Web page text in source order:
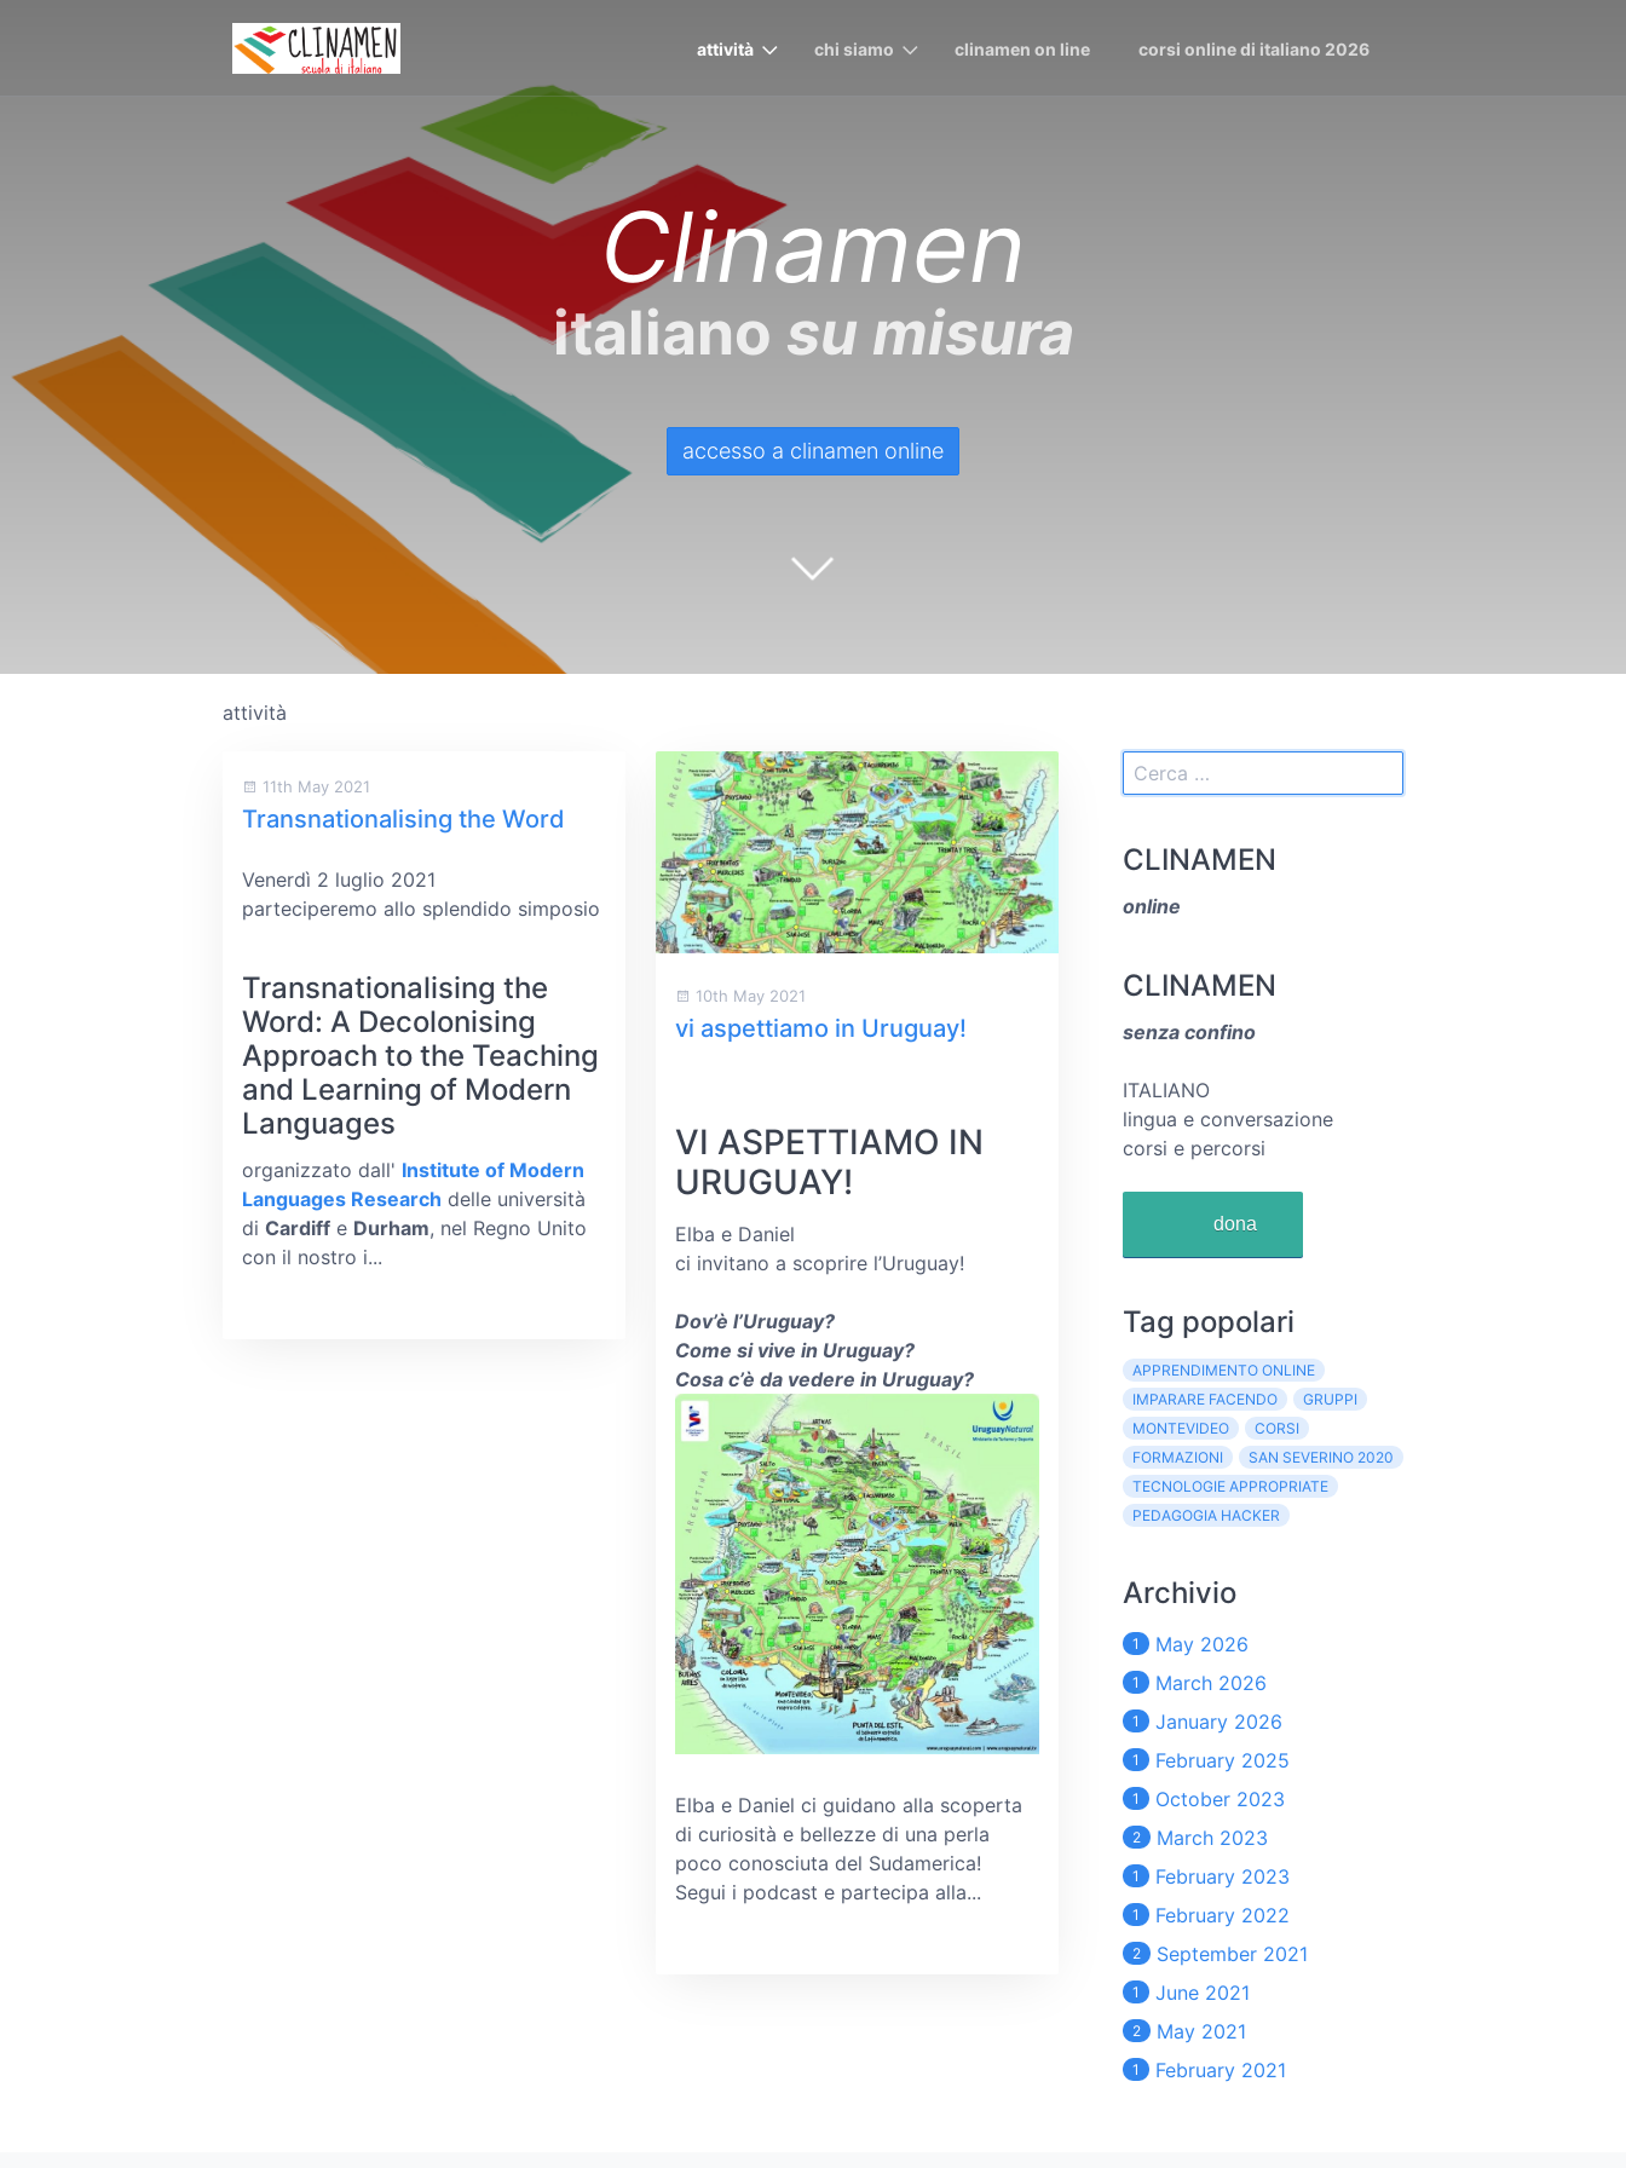
attività chi siamo clinamen on line corsi online di italiano 2026
Clinamen
italiano su misura
accesso a clinamen online
attività
11th May 2021
Transnationalising the Word
Venerdì 2 luglio 2021
parteciperemo allo splendido simposio
Transnationalising the
Word: A Decolonising
Approach to the Teaching
and Learning of Modern
Languages
organizzato dall' Institute of Modern
Languages Research delle università
di Cardiff e Durham, nel Regno Unito
con il nostro i...
10th May 2021
vi aspettiamo in Uruguay!
VI ASPETTIAMO IN
URUGUAY!
Elba e Daniel
ci invitano a scoprire l’Uruguay!
Dov’è l’Uruguay?
Come si vive in Uruguay?
Cosa c’è da vedere in Uruguay?
Elba e Daniel ci guidano alla scoperta
di curiosità e bellezze di una perla
poco conosciuta del Sudamerica!
Segui i podcast e partecipa alla...
CLINAMEN
online
CLINAMEN
senza confino
ITALIANO
lingua e conversazione
corsi e percorsi
dona
Tag popolari
APPRENDIMENTO ONLINE
IMPARARE FACENDO
GRUPPI
MONTEVIDEO
CORSI
FORMAZIONI
SAN SEVERINO 2020
TECNOLOGIE APPROPRIATE
PEDAGOGIA HACKER
Archivio
1 May 2026
1 March 2026
1 January 2026
1 February 2025
1 October 2023
2 March 2023
1 February 2023
1 February 2022
2 September 2021
1 June 2021
2 May 2021
1 February 2021